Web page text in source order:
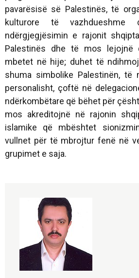
pavarësisë së Palestinës, të
kulturore të vazhdueshme
ndërgjegjësimin e rajonit
Palestinës dhe të mos
mbetet në hije; duhet të
shuma simbolike Palestinën, të
personalisht, çoftë në
ndërkombëtare që bëhet për
mos akreditojnë në rajonin
islamike që mbështet
vullnet për të mbrojtur fenë në
grupimet e saja.